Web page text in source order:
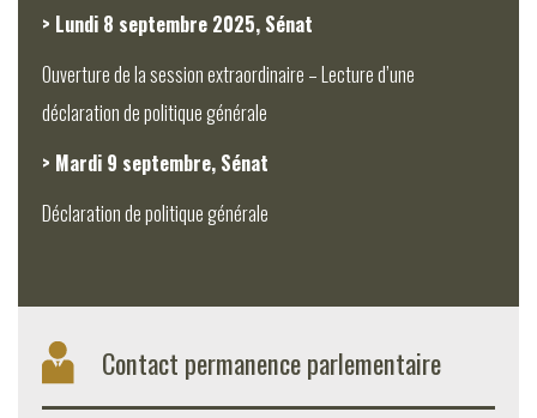
> Lundi 8 septembre 2025, Sénat
Ouverture de la session extraordinaire – Lecture d’une
déclaration de politique générale
> Mardi 9 septembre, Sénat
Déclaration de politique générale
Contact permanence parlementaire